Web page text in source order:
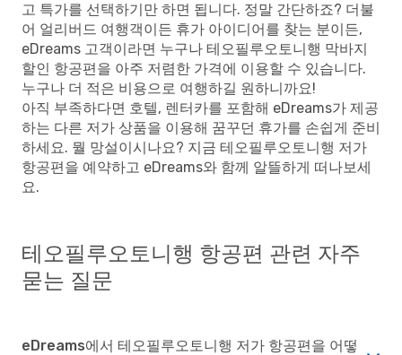
고 특가를 선택하기만 하면 됩니다. 정말 간단하죠? 더불
어 얼리버드 여행객이든 휴가 아이디어를 찾는 분이든,
eDreams 고객이라면 누구나 테오필루오토니행 막바지
할인 항공편을 아주 저렴한 가격에 이용할 수 있습니다.
누구나 더 적은 비용으로 여행하길 원하니까요!
아직 부족하다면 호텔, 렌터카를 포함해 eDreams가 제공
하는 다른 저가 상품을 이용해 꿈꾸던 휴가를 손쉽게 준비
하세요. 뭘 망설이시나요? 지금 테오필루오토니행 저가
항공편을 예약하고 eDreams와 함께 알뜰하게 떠나보세
요.
테오필루오토니행 항공편 관련 자주
묻는 질문
eDreams에서 테오필루오토니행 저가 항공편을 어떻